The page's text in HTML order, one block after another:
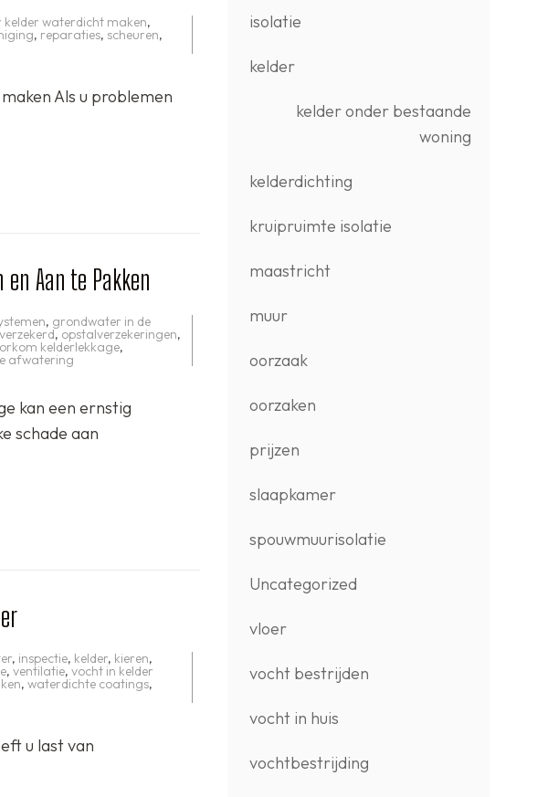
kelder waterdicht maken,
, reparaties, scheuren,
Als u problemen
Aan te Pakken
, grondwater in de
, opstalverzekeringen,
kelderlekkage,
afwatering
kan een ernstig
schade aan
, inspectie, kelder, kieren,
, ventilatie, vocht in kelder
, waterdichte coatings,
u last van
isolatie
kelder
kelder onder bestaande
woning
kelderdichting
kruipruimte isolatie
maastricht
muur
oorzaak
oorzaken
prijzen
slaapkamer
spouwmuurisolatie
Uncategorized
vloer
vocht bestrijden
vocht in huis
vochtbestrijding